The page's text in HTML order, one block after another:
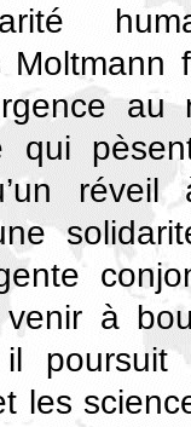
Moltmann
au
qui
réveil
venir à
poursuit
les